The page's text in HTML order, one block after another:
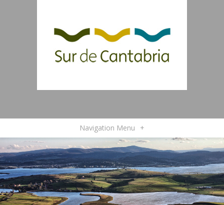
Navigation Menu +